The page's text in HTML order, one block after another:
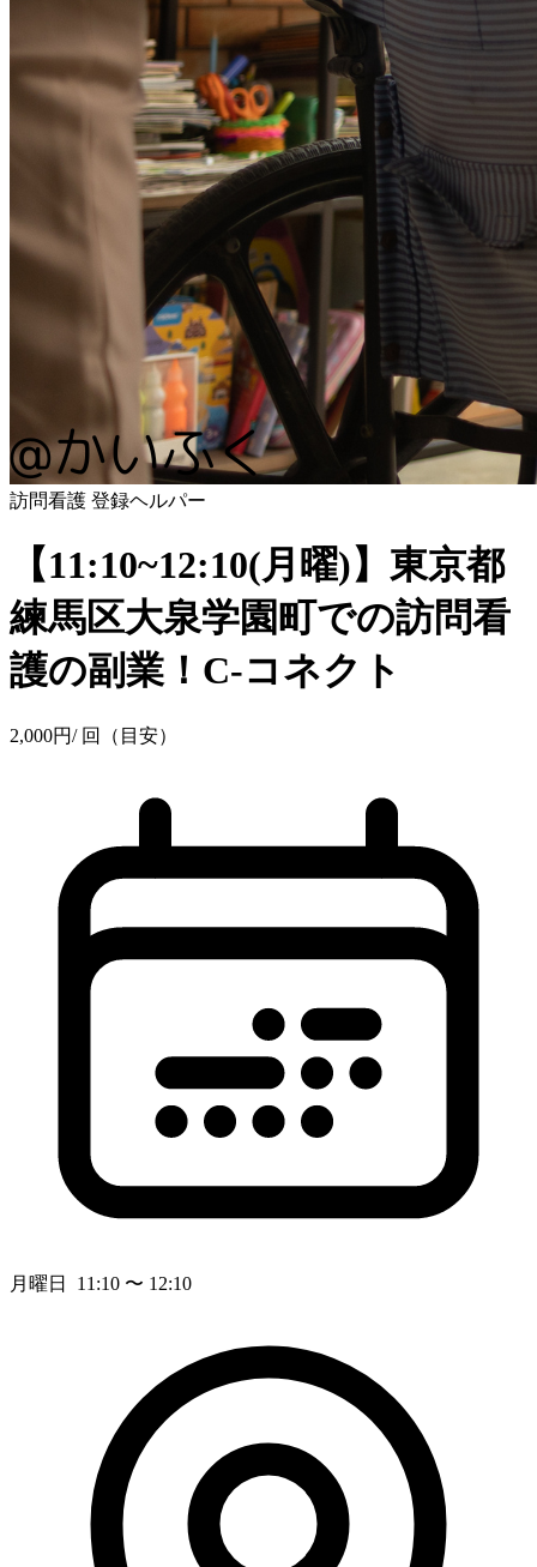
訪問看護 登録ヘルパー
【11:10~12:10(月曜)】東京都
練馬区大泉学園町での訪問看
護の副業！C-コネクト
2,000円/ 回（目安）
月曜日 11:10 〜 12:10